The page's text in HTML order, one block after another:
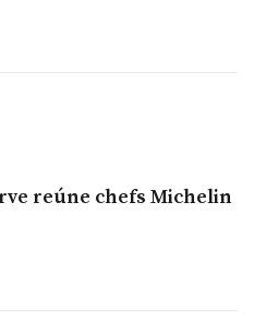
reúne chefs Michelin